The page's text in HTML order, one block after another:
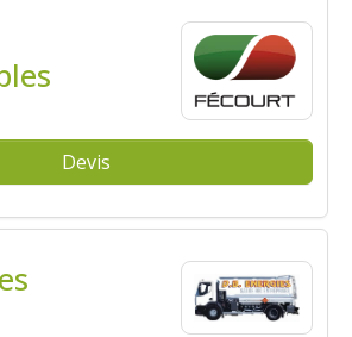
Devis